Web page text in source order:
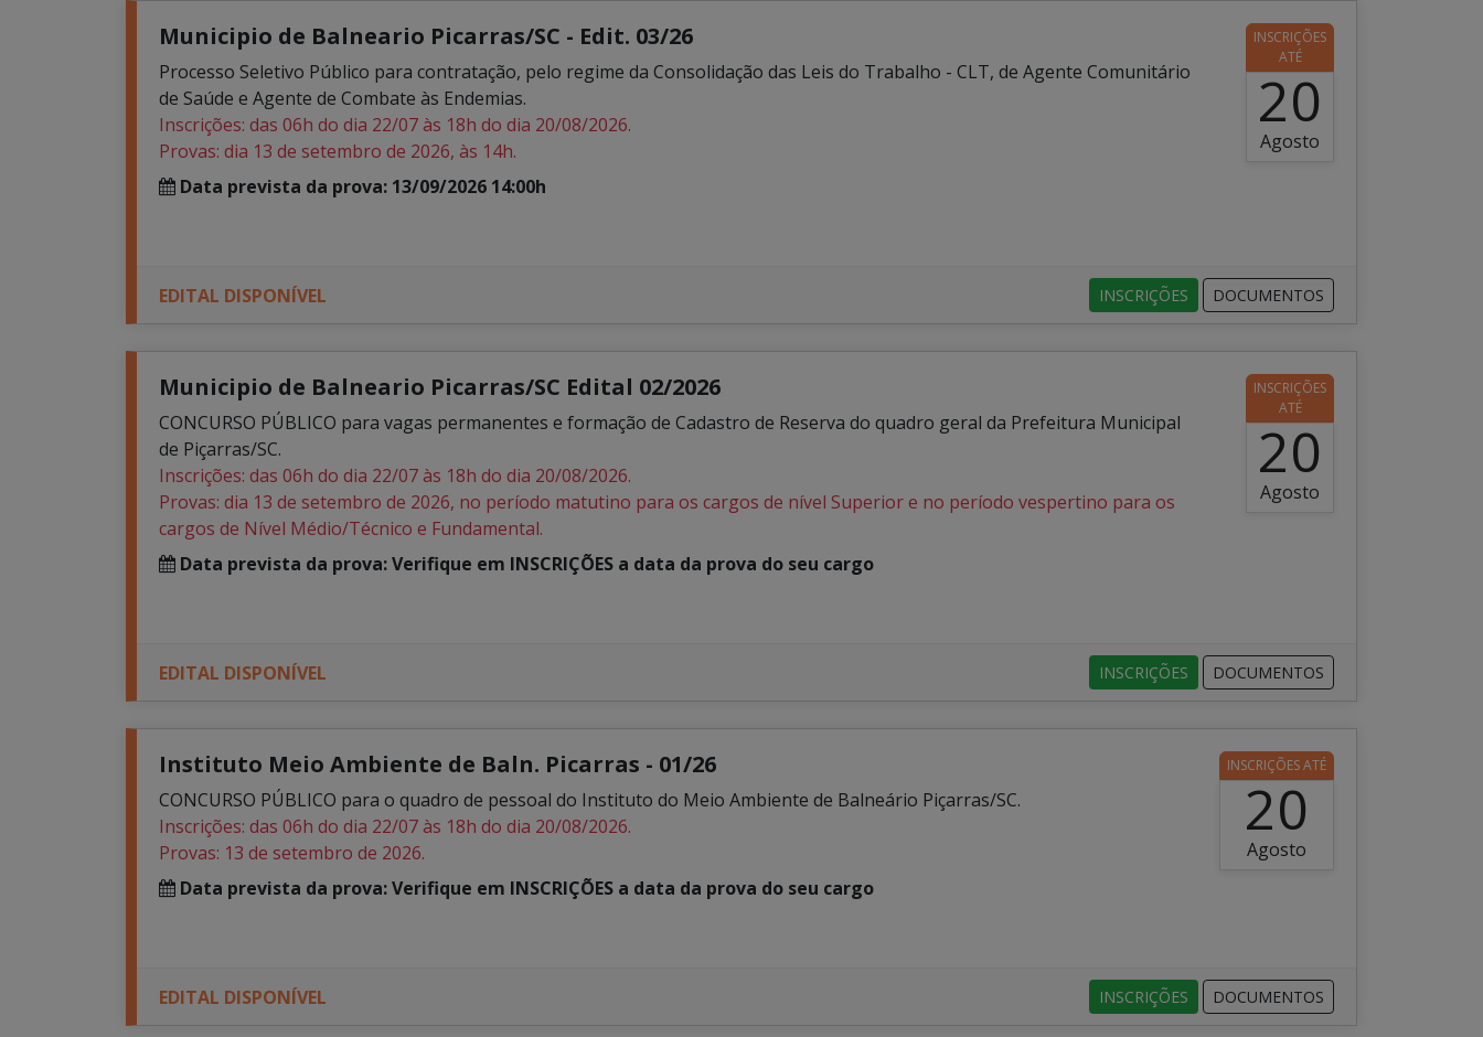
Municipio de Balneario Picarras/SC - Edit. 03/26
Processo Seletivo Público para contratação, pelo regime da Consolidação das Leis do Trabalho - CLT, de Agente Comunitário
de Saúde e Agente de Combate às Endemias.
Inscrições: das 06h do dia 22/07 às 18h do dia 20/08/2026.
Provas: dia 13 de setembro de 2026, às 14h.
Data prevista da prova: 13/09/2026 14:00h
INSCRIÇÕES
ATÉ
20
Agosto
EDITAL DISPONÍVEL INSCRIÇÕES DOCUMENTOS
Municipio de Balneario Picarras/SC Edital 02/2026
CONCURSO PÚBLICO para vagas permanentes e formação de Cadastro de Reserva do quadro geral da Prefeitura Municipal
de Piçarras/SC.
Inscrições: das 06h do dia 22/07 às 18h do dia 20/08/2026.
Provas: dia 13 de setembro de 2026, no período matutino para os cargos de nível Superior e no período vespertino para os
cargos de Nível Médio/Técnico e Fundamental.
Data prevista da prova: Verifique em INSCRIÇÕES a data da prova do seu cargo
INSCRIÇÕES
ATÉ
20
Agosto
EDITAL DISPONÍVEL INSCRIÇÕES DOCUMENTOS
Instituto Meio Ambiente de Baln. Picarras - 01/26
CONCURSO PÚBLICO para o quadro de pessoal do Instituto do Meio Ambiente de Balneário Piçarras/SC.
Inscrições: das 06h do dia 22/07 às 18h do dia 20/08/2026.
Provas: 13 de setembro de 2026.
Data prevista da prova: Verifique em INSCRIÇÕES a data da prova do seu cargo
INSCRIÇÕES ATÉ
20
Agosto
EDITAL DISPONÍVEL INSCRIÇÕES DOCUMENTOS